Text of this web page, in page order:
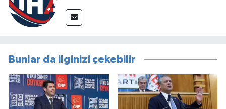
Bunlar da ilginizi çekebilir